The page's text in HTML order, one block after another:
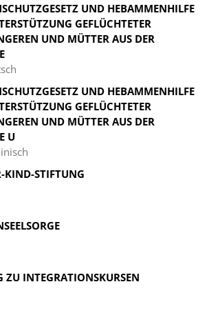
UND HEBAMMENHILFE
GEFLÜCHTETER
UND MÜTTER AUS DER
UND HEBAMMENHILFE
GEFLÜCHTETER
UND MÜTTER AUS DER
U
KIND-STIFTUNG
ZU INTEGRATIONSKURSEN